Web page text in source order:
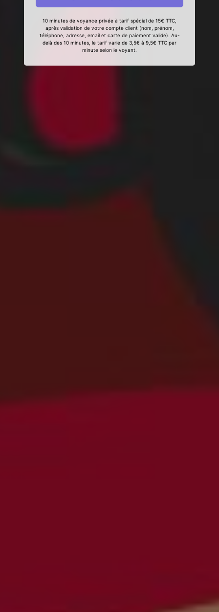
10 minutes de voyance privée à tarif spécial de 15€ TTC,
après validation de votre compte client (nom, prénom,
téléphone, adresse, email et carte de paiement valide). Au-
delà des 10 minutes, le tarif varie de 3,5€ à 9,5€ TTC par
minute selon le voyant.